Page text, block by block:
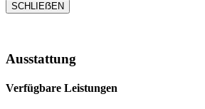
SCHLIEẞEN
Ausstattung
Verfügbare Leistungen